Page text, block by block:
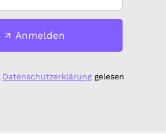
Anmelden
Datenschutzerklärunggelesen